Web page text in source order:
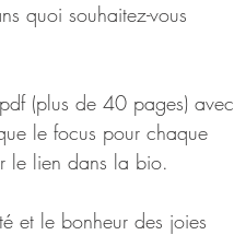
quoi souhaitez-vous
(plus de 40 pages) avec
le focus pour chaque
le lien dans la bio.
et le bonheur des joies